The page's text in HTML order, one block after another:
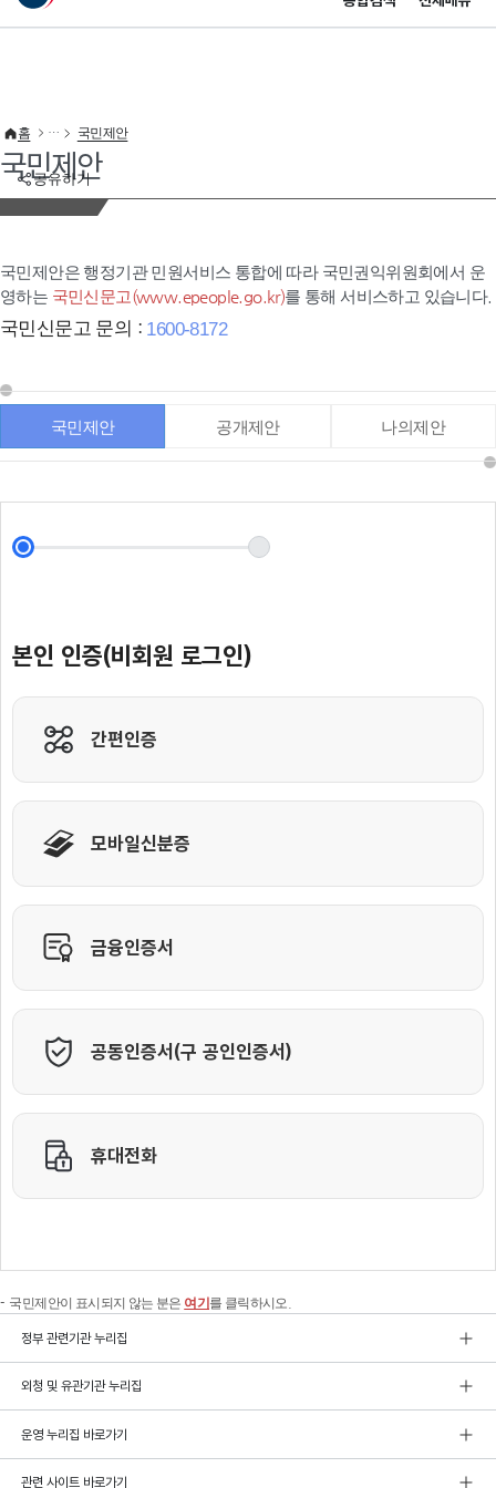
이 누리집은 대한민국 공식 전자정부 누리집입니다.
공유하기
홈 국민제안
국민제안
국민제안은 행정기관 민원서비스 통합에 따라 국민권익위원회에서 운
영하는 국민신문고(www.epeople.go.kr)를 통해 서비스하고 있습니다.
국민신문고 문의 : 1600-8172
국민제안 공개제안 나의제안
국민제안이 표시되지 않는 분은 여기 를 클릭하시오.
정부 관련기관 누리집
외청 및 유관기관 누리집
운영 누리집 바로가기
관련 사이트 바로가기